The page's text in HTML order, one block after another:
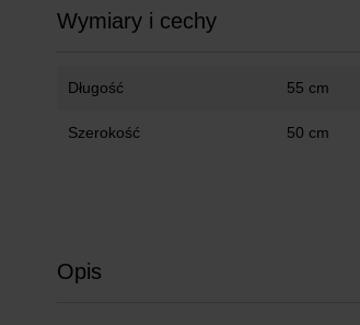
Wymiary i cechy
Długość 55 cm
Szerokość 50 cm
Opis